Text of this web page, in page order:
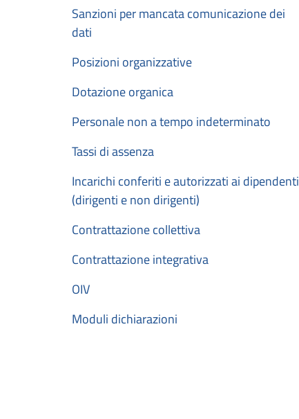
Sanzioni per mancata comunicazione dei
dati
Posizioni organizzative
Dotazione organica
Personale non a tempo indeterminato
Tassi di assenza
Incarichi conferiti e autorizzati ai dipendenti
(dirigenti e non dirigenti)
Contrattazione collettiva
Contrattazione integrativa
OIV
Moduli dichiarazioni